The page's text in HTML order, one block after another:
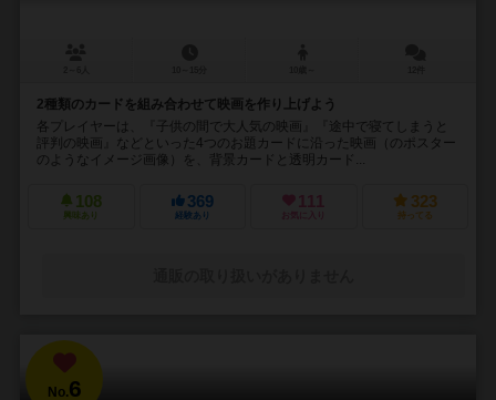
2種類のカードを組み合わせて映画を作り上げよう
各プレイヤーは、『子供の間で大人気の映画』『途中で寝てしまうと
評判の映画』などといった4つのお題カードに沿った映画（のポスター
のようなイメージ画像）を、背景カードと透明カード...
108
興味あり
369
経験あり
111
お気に入り
323
持ってる
No.6